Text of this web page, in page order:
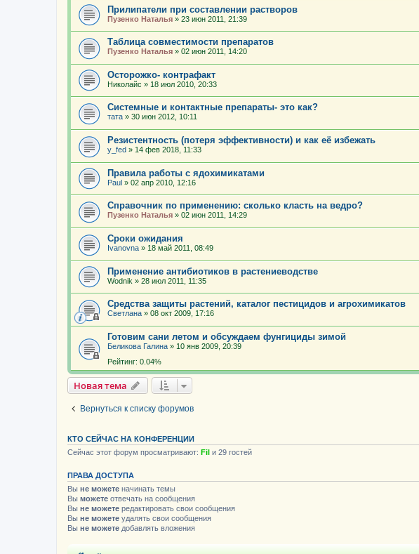
Прилипатели при составлении растворов
Пузенко Наталья » 23 июн 2011, 21:39
Таблица совместимости препаратов
Пузенко Наталья » 02 июн 2011, 14:20
Осторожко- контрафакт
Николайс » 18 июл 2010, 20:33
Системные и контактные препараты- это как?
тата » 30 июн 2012, 10:11
Резистентность (потеря эффективности) и как её избежать
y_fed » 14 фев 2018, 11:33
Правила работы с ядохимикатами
Paul » 02 апр 2010, 12:16
Справочник по применению: сколько класть на ведро?
Пузенко Наталья » 02 июн 2011, 14:29
Сроки ожидания
Ivanovna » 18 май 2011, 08:49
Применение антибиотиков в растениеводстве
Wodnik » 28 июл 2011, 11:35
Средства защиты растений, каталог пестицидов и агрохимикатов
Светлана » 08 окт 2009, 17:16
Готовим сани летом и обсуждаем фунгициды зимой
Беликова Галина » 10 янв 2009, 20:39
Рейтинг: 0.04%
Новая тема
Вернуться к списку форумов
КТО СЕЙЧАС НА КОНФЕРЕНЦИИ
Сейчас этот форум просматривают: Fil и 29 гостей
ПРАВА ДОСТУПА
Вы не можете начинать темы
Вы можете отвечать на сообщения
Вы не можете редактировать свои сообщения
Вы не можете удалять свои сообщения
Вы не можете добавлять вложения